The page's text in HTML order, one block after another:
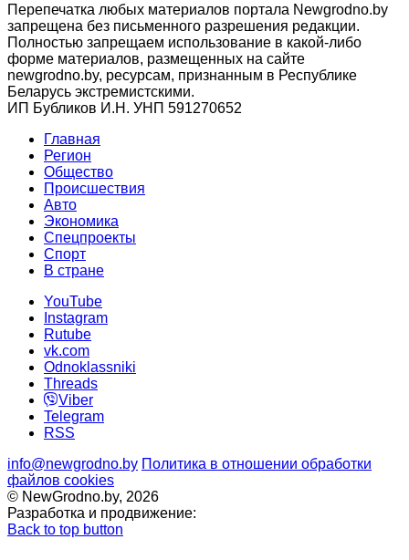
Перепечатка любых материалов портала Newgrodno.by
запрещена без письменного разрешения редакции.
Полностью запрещаем использование в какой-либо
форме материалов, размещенных на сайте
newgrodno.by, ресурсам, признанным в Республике
Беларусь экстремистскими.
ИП Бубликов И.Н. УНП 591270652
Главная
Регион
Общество
Происшествия
Авто
Экономика
Спецпроекты
Cпорт
В стране
YouTube
Instagram
Rutube
vk.com
Odnoklassniki
Threads
Viber
Telegram
RSS
info@newgrodno.by Политика в отношении обработки
файлов cookies
© NewGrodno.by, 2026
Разработка и продвижение:
Back to top button